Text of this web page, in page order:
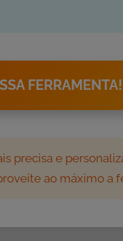
FERRAMENTA!
precisa e
ao máximo a